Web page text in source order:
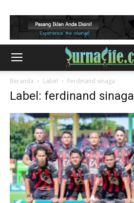
Beranda Label Ferdinand sinaga
Label: ferdinand sinaga